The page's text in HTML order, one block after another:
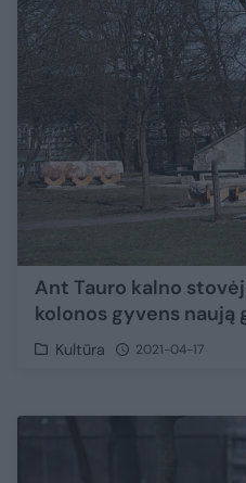
Ant Tauro kalno
kolonos gyvens naują
Kultūra 2021-04-17